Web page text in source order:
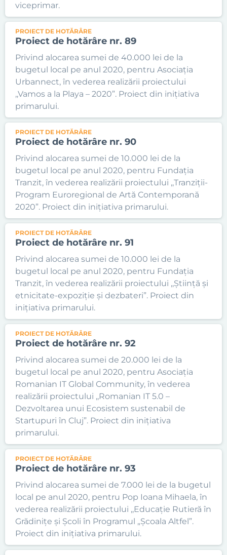
viceprimar.
PROIECT DE HOTĂRÂRE
Proiect de hotărâre nr. 89
Privind alocarea sumei de 40.000 lei de la
bugetul local pe anul 2020, pentru Asociația
Urbannect, în vederea realizării proiectului
,,Vamos a la Playa – 2020”. Proiect din inițiativa
primarului.
PROIECT DE HOTĂRÂRE
Proiect de hotărâre nr. 90
Privind alocarea sumei de 10.000 lei de la
bugetul local pe anul 2020, pentru Fundația
Tranzit, în vederea realizării proiectului ,,Tranziții-
Program Euroregional de Artă Contemporană
2020”. Proiect din inițiativa primarului.
PROIECT DE HOTĂRÂRE
Proiect de hotărâre nr. 91
Privind alocarea sumei de 10.000 lei de la
bugetul local pe anul 2020, pentru Fundația
Tranzit, în vederea realizării proiectului ,,Știință și
etnicitate-expoziție și dezbateri”. Proiect din
inițiativa primarului.
PROIECT DE HOTĂRÂRE
Proiect de hotărâre nr. 92
Privind alocarea sumei de 20.000 lei de la
bugetul local pe anul 2020, pentru Asociația
Romanian IT Global Community, în vederea
realizării proiectului ,,Romanian IT 5.0 –
Dezvoltarea unui Ecosistem sustenabil de
Startupuri în Cluj”. Proiect din inițiativa
primarului.
PROIECT DE HOTĂRÂRE
Proiect de hotărâre nr. 93
Privind alocarea sumei de 7.000 lei de la bugetul
local pe anul 2020, pentru Pop Ioana Mihaela, în
vederea realizării proiectului ,,Educație Rutieră în
Grădinițe și Școli în Programul „Școala Altfel”.
Proiect din inițiativa primarului.